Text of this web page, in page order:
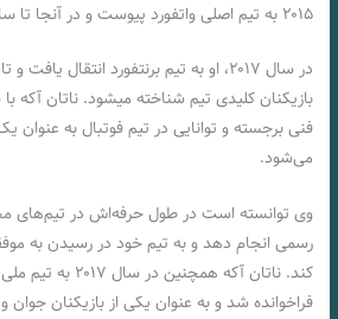
۲۰۱۵ به تیم اصلی واتفورد پیوست و در آنجا تا سال ۲۰۱۷ بازی کرد.
در سال ۲۰۱۷، او به تیم برنتفورد انتقال
بازیکنان کلیدی تیم شناخته میشود. ناتان آکه
فنی برجسته و توانایی در تیم فوتبال به
می‌شود.
وی توانسته است در طول حرفه‌اش در تیم‌های
رسمی انجام دهد و به تیم خود در رسیدن به
کند. ناتان آکه همچنین
فراخوانده شد و به عنوان یکی از بازیکنان جوان